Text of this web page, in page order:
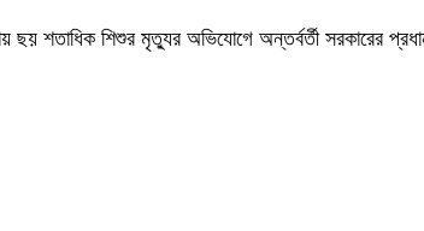
ছয় শতাধিক শিশুর মৃত্যুর অভিযোগে অন্তর্বর্তী সরকারের